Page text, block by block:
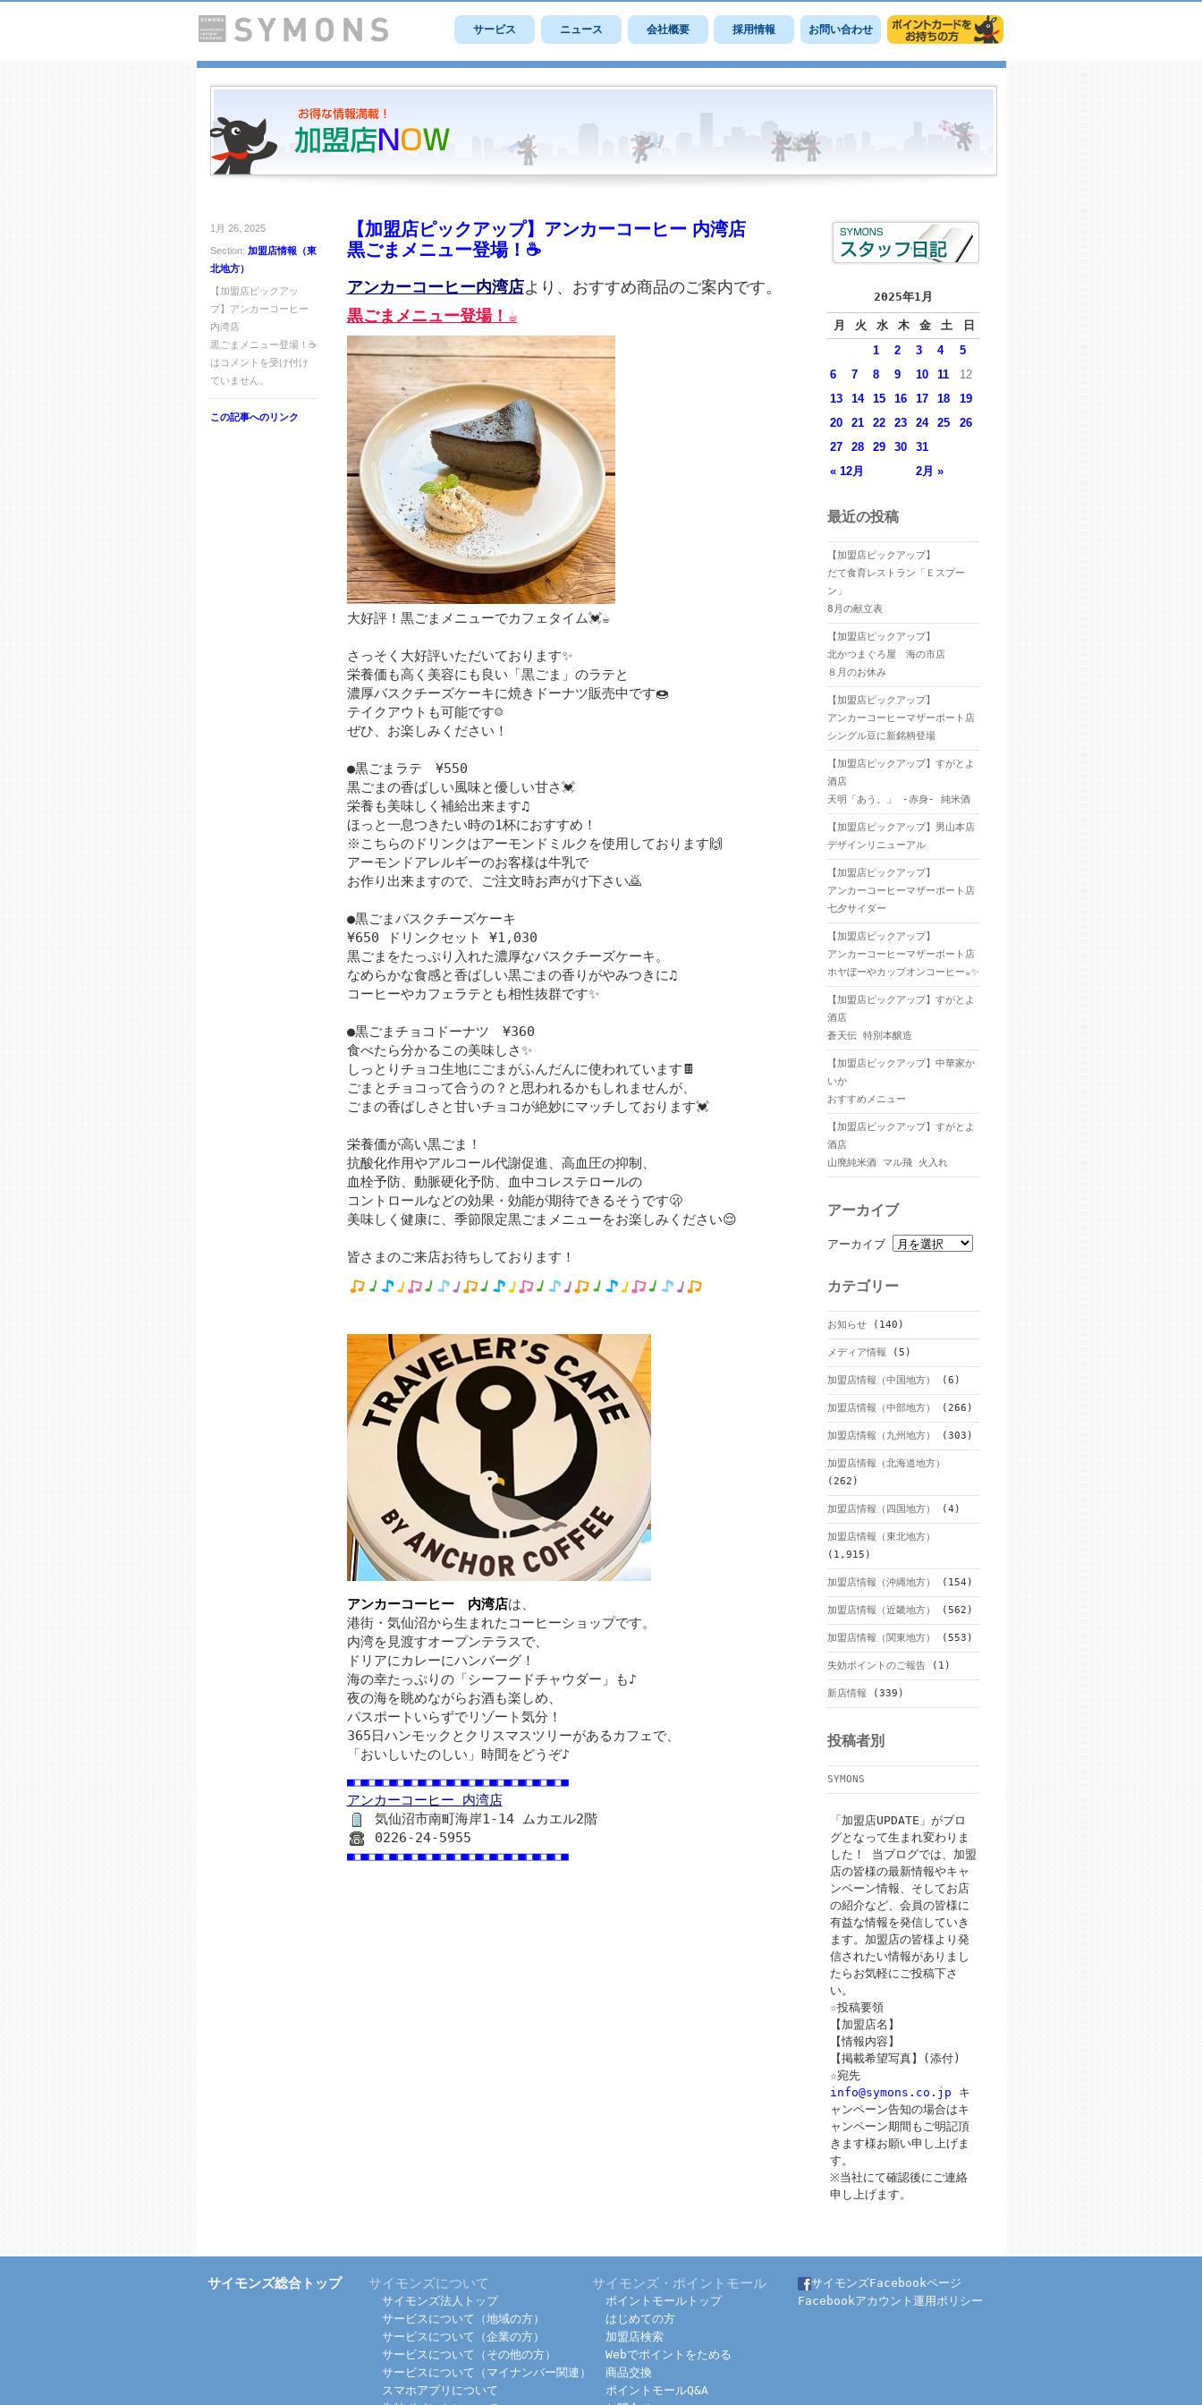
サービス ニュース 会社概要 採用情報 お問い合わせ
1月 26, 2025
Section: 加盟店情報（東
北地方）
【加盟店ピックアッ
プ】アンカーコーヒー
内湾店
黒ごまメニュー登場！☕️
は コメントを受け付け
ていません。
この記事へのリンク
【加盟店ピックアップ】アンカーコーヒー 内湾店
黒ごまメニュー登場！☕️
アンカーコーヒー内湾店より、おすすめ商品のご案内です。
黒ごまメニュー登場！☕️
大好評！黒ごまメニューでカフェタイム💓☕️
さっそく大好評いただいております✨
栄養価も高く美容にも良い「黒ごま」のラテと
濃厚バスクチーズケーキに焼きドーナツ販売中です🍩
テイクアウトも可能です☺️
ぜひ、お楽しみください！
●黒ごまラテ ¥550
黒ごまの香ばしい風味と優しい甘さ💓
栄養も美味しく補給出来ます♫
ほっと一息つきたい時の1杯におすすめ！
※こちらのドリンクはアーモンドミルクを使用しております🙌
アーモンドアレルギーのお客様は牛乳で
お作り出来ますので、ご注文時お声がけ下さい🙇
●黒ごまバスクチーズケーキ
¥650 ドリンクセット ¥1,030
黒ごまをたっぷり入れた濃厚なバスクチーズケーキ。
なめらかな食感と香ばしい黒ごまの香りがやみつきに♫
コーヒーやカフェラテとも相性抜群です✨
●黒ごまチョコドーナツ ¥360
食べたら分かるこの美味しさ✨
しっとりチョコ生地にごまがふんだんに使われています🍫
ごまとチョコって合うの？と思われるかもしれませんが、
ごまの香ばしさと甘いチョコが絶妙にマッチしております💓
栄養価が高い黒ごま！
抗酸化作用やアルコール代謝促進、高血圧の抑制、
血栓予防、動脈硬化予防、血中コレステロールの
コントロールなどの効果・効能が期待できるそうです🫢
美味しく健康に、季節限定黒ごまメニューをお楽しみください😌
皆さまのご来店お待ちしております！
アンカーコーヒー 内湾店は、
港街・気仙沼から生まれたコーヒーショップです。
内湾を見渡すオープンテラスで、
ドリアにカレーにハンバーグ！
海の幸たっぷりの「シーフードチャウダー」も♪
夜の海を眺めながらお酒も楽しめ、
パスポートいらずでリゾート気分！
365日ハンモックとクリスマスツリーがあるカフェで、
「おいしいたのしい」時間をどうぞ♪
■□■□■□■□■□■□■□■□■□■□■□■□■□■□■□■
アンカーコーヒー 内湾店
気仙沼市南町海岸1-14 ムカエル2階
0226-24-5955
■□■□■□■□■□■□■□■□■□■□■□■□■□■□■□■
2025年1月
月 火 水 木 金 土 日
« 12月 2月 »
1 2 3 4
5
6
7 8 9 10 11
12
13
14 15 16 17 18
19
20
21 22 23 24 25
26
27
28 29 30 31
最近の投稿
【加盟店ピックアップ】
だて食育レストラン「Ｅスプー
ン」
8月の献立表
【加盟店ピックアップ】
北かつまぐろ屋 海の市店
８月のお休み
【加盟店ピックアップ】
アンカーコーヒーマザーポート店
シングル豆に新銘柄登場
【加盟店ピックアップ】すがとよ
酒店
天明「あう。」 -赤身- 純米酒
【加盟店ピックアップ】男山本店
デザインリニューアル
【加盟店ピックアップ】
アンカーコーヒーマザーポート店
七夕サイダー
【加盟店ピックアップ】
アンカーコーヒーマザーポート店
ホヤぼーやカップオンコーヒー☕✨
【加盟店ピックアップ】すがとよ
酒店
蒼天伝 特別本醸造
【加盟店ピックアップ】中華家か
いか
おすすめメニュー
【加盟店ピックアップ】すがとよ
酒店
山廃純米酒 マル飛 火入れ
アーカイブ
アーカイブ
カテゴリー
お知らせ(140)
メディア情報 (5)
加盟店情報（中国地方） (6)
加盟店情報（中部地方） (266)
加盟店情報（九州地方） (303)
加盟店情報（北海道地方）
(262)
加盟店情報（四国地方） (4)
加盟店情報（東北地方）
(1,915)
加盟店情報（沖縄地方） (154)
加盟店情報（近畿地方） (562)
加盟店情報（関東地方） (553)
失効ポイントのご報告(1)
新店情報 (339)
投稿者別
SYMONS
「加盟店UPDATE」がブロ
グとなって生まれ変わりま
した！ 当ブログでは、加盟
店の皆様の最新情報やキャ
ンペーン情報、そしてお店
の紹介など、会員の皆様に
有益な情報を発信していき
ます。加盟店の皆様より発
信されたい情報がありまし
たらお気軽にご投稿下さ
い。
☆投稿要領
【加盟店名】
【情報内容】
【掲載希望写真】(添付)
☆宛先
info@symons.co.jp キ
ャンペーン告知の場合はキ
ャンペーン期間もご明記頂
きます様お願い申し上げま
す。
※当社にて確認後にご連絡
申し上げます。
サイモンズ総合トップ サイモンズについて
サイモンズ法人トップ
サービスについて（地域の方）
サービスについて（企業の方）
サービスについて（その他の方）
サービスについて（マイナンバー関連）
スマホアプリについて
サイモンズ・ポイントモール
ポイントモールトップ
はじめての方
加盟店検索
Webでポイントをためる
商品交換
ポイントモールQ&A
サイモンズFacebookページ
Facebookアカウント運用ポリシー